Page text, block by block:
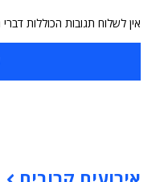
אין לשלוח תגובות הכוללות